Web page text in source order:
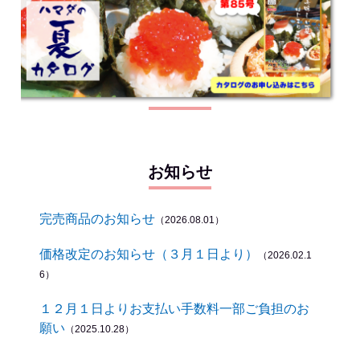
お知らせ
完売商品のお知らせ （2026.08.01）
価格改定のお知らせ（３月１日より）
（2026.02.1
6）
１２月１日よりお支払い手数料一部ご負担のお
願い （2025.10.28）